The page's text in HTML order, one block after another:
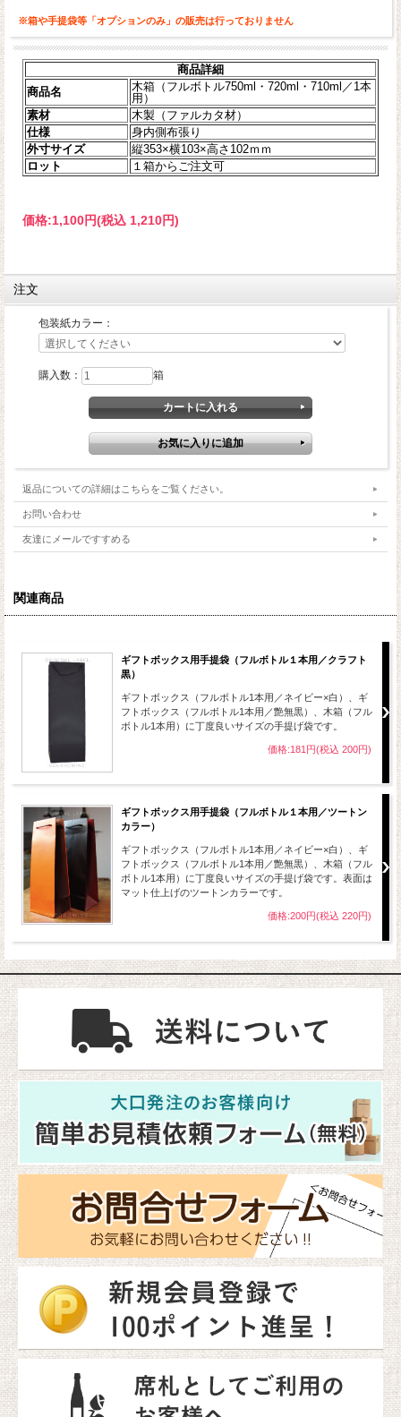
※箱や手提袋等「オプションのみ」の販売は行っておりません
商品詳細
商品名
木箱（フルボトル750ml・720ml・710ml／1本
用）
素材
木製（ファルカタ材）
仕様
身内側布張り
外寸サイズ
縦353×横103×高さ102ｍｍ
ロット
１箱からご注文可
価格:1,100円(税込 1,210円)
注文
包装紙カラー：
購入数： 箱
返品についての詳細はこちらをご覧ください。
お問い合わせ
友達にメールですすめる
関連商品
ギフトボックス用手提袋（フルボトル１本用／クラフト
黒）
ギフトボックス（フルボトル1本用／ネイビー×白）、ギ
フトボックス（フルボトル1本用／艶無黒）、木箱（フル
ボトル1本用）に丁度良いサイズの手提げ袋です。
価格:181円(税込 200円)
ギフトボックス用手提袋（フルボトル１本用／ツートン
カラー）
ギフトボックス（フルボトル1本用／ネイビー×白）、ギ
フトボックス（フルボトル1本用／艶無黒）、木箱（フル
ボトル1本用）に丁度良いサイズの手提げ袋です。表面は
マット仕上げのツートンカラーです。
価格:200円(税込 220円)